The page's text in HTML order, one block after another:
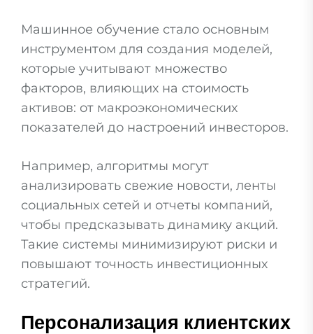
Машинное обучение стало основным
инструментом для создания моделей,
которые учитывают множество
факторов, влияющих на стоимость
активов: от макроэкономических
показателей до настроений инвесторов.
Например, алгоритмы могут
анализировать свежие новости, ленты
социальных сетей и отчеты компаний,
чтобы предсказывать динамику акций.
Такие системы минимизируют риски и
повышают точность инвестиционных
стратегий.
Персонализация клиентских